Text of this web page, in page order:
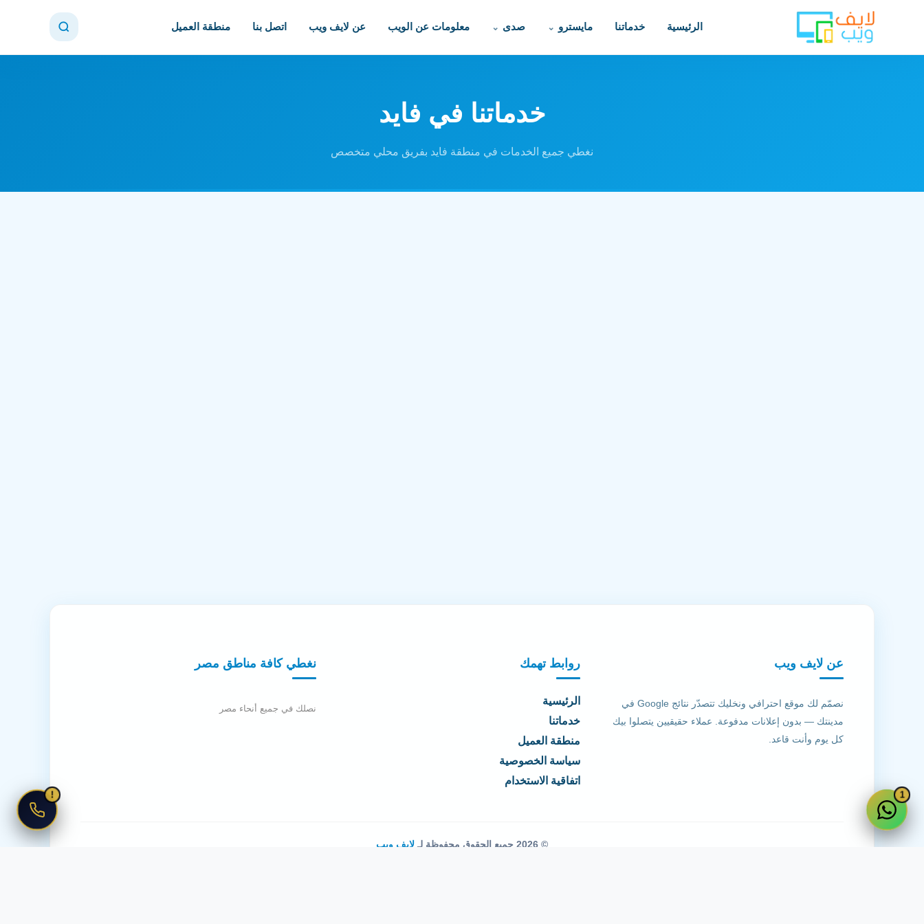
الرئيسية خدماتنا مايسترو صدى معلومات عن الويب عن لايف ويب اتصل بنا منطقة العميل
خدماتنا في فايد
نغطي جميع الخدمات في منطقة فايد بفريق محلي متخصص
عن لايف ويب
نصمّم لك موقع احترافي ونخليك تتصدّر نتائج Google في
مدينتك — بدون إعلانات مدفوعة. عملاء حقيقيين يتصلوا بيك
كل يوم وأنت قاعد.
روابط تهمك
الرئيسية
خدماتنا
منطقة العميل
سياسة الخصوصية
اتفاقية الاستخدام
نغطي كافة مناطق مصر
نصلك في جميع أنحاء مصر
© 2026 جميع الحقوق محفوظة لـ لايف ويب
1
!